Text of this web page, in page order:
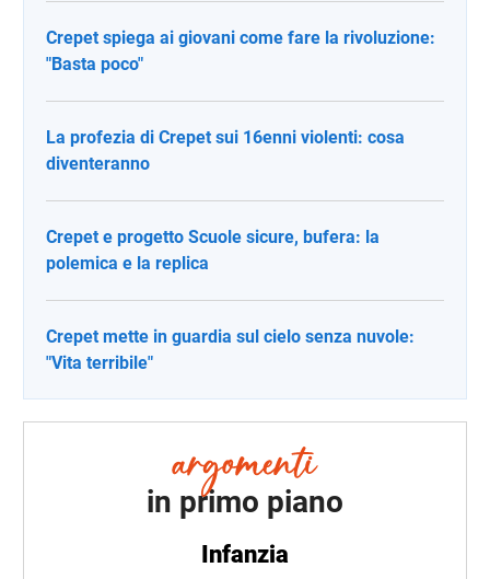
Crepet spiega ai giovani come fare la rivoluzione:
"Basta poco"
La profezia di Crepet sui 16enni violenti: cosa
diventeranno
Crepet e progetto Scuole sicure, bufera: la
polemica e la replica
Crepet mette in guardia sul cielo senza nuvole:
"Vita terribile"
in primo piano
Infanzia